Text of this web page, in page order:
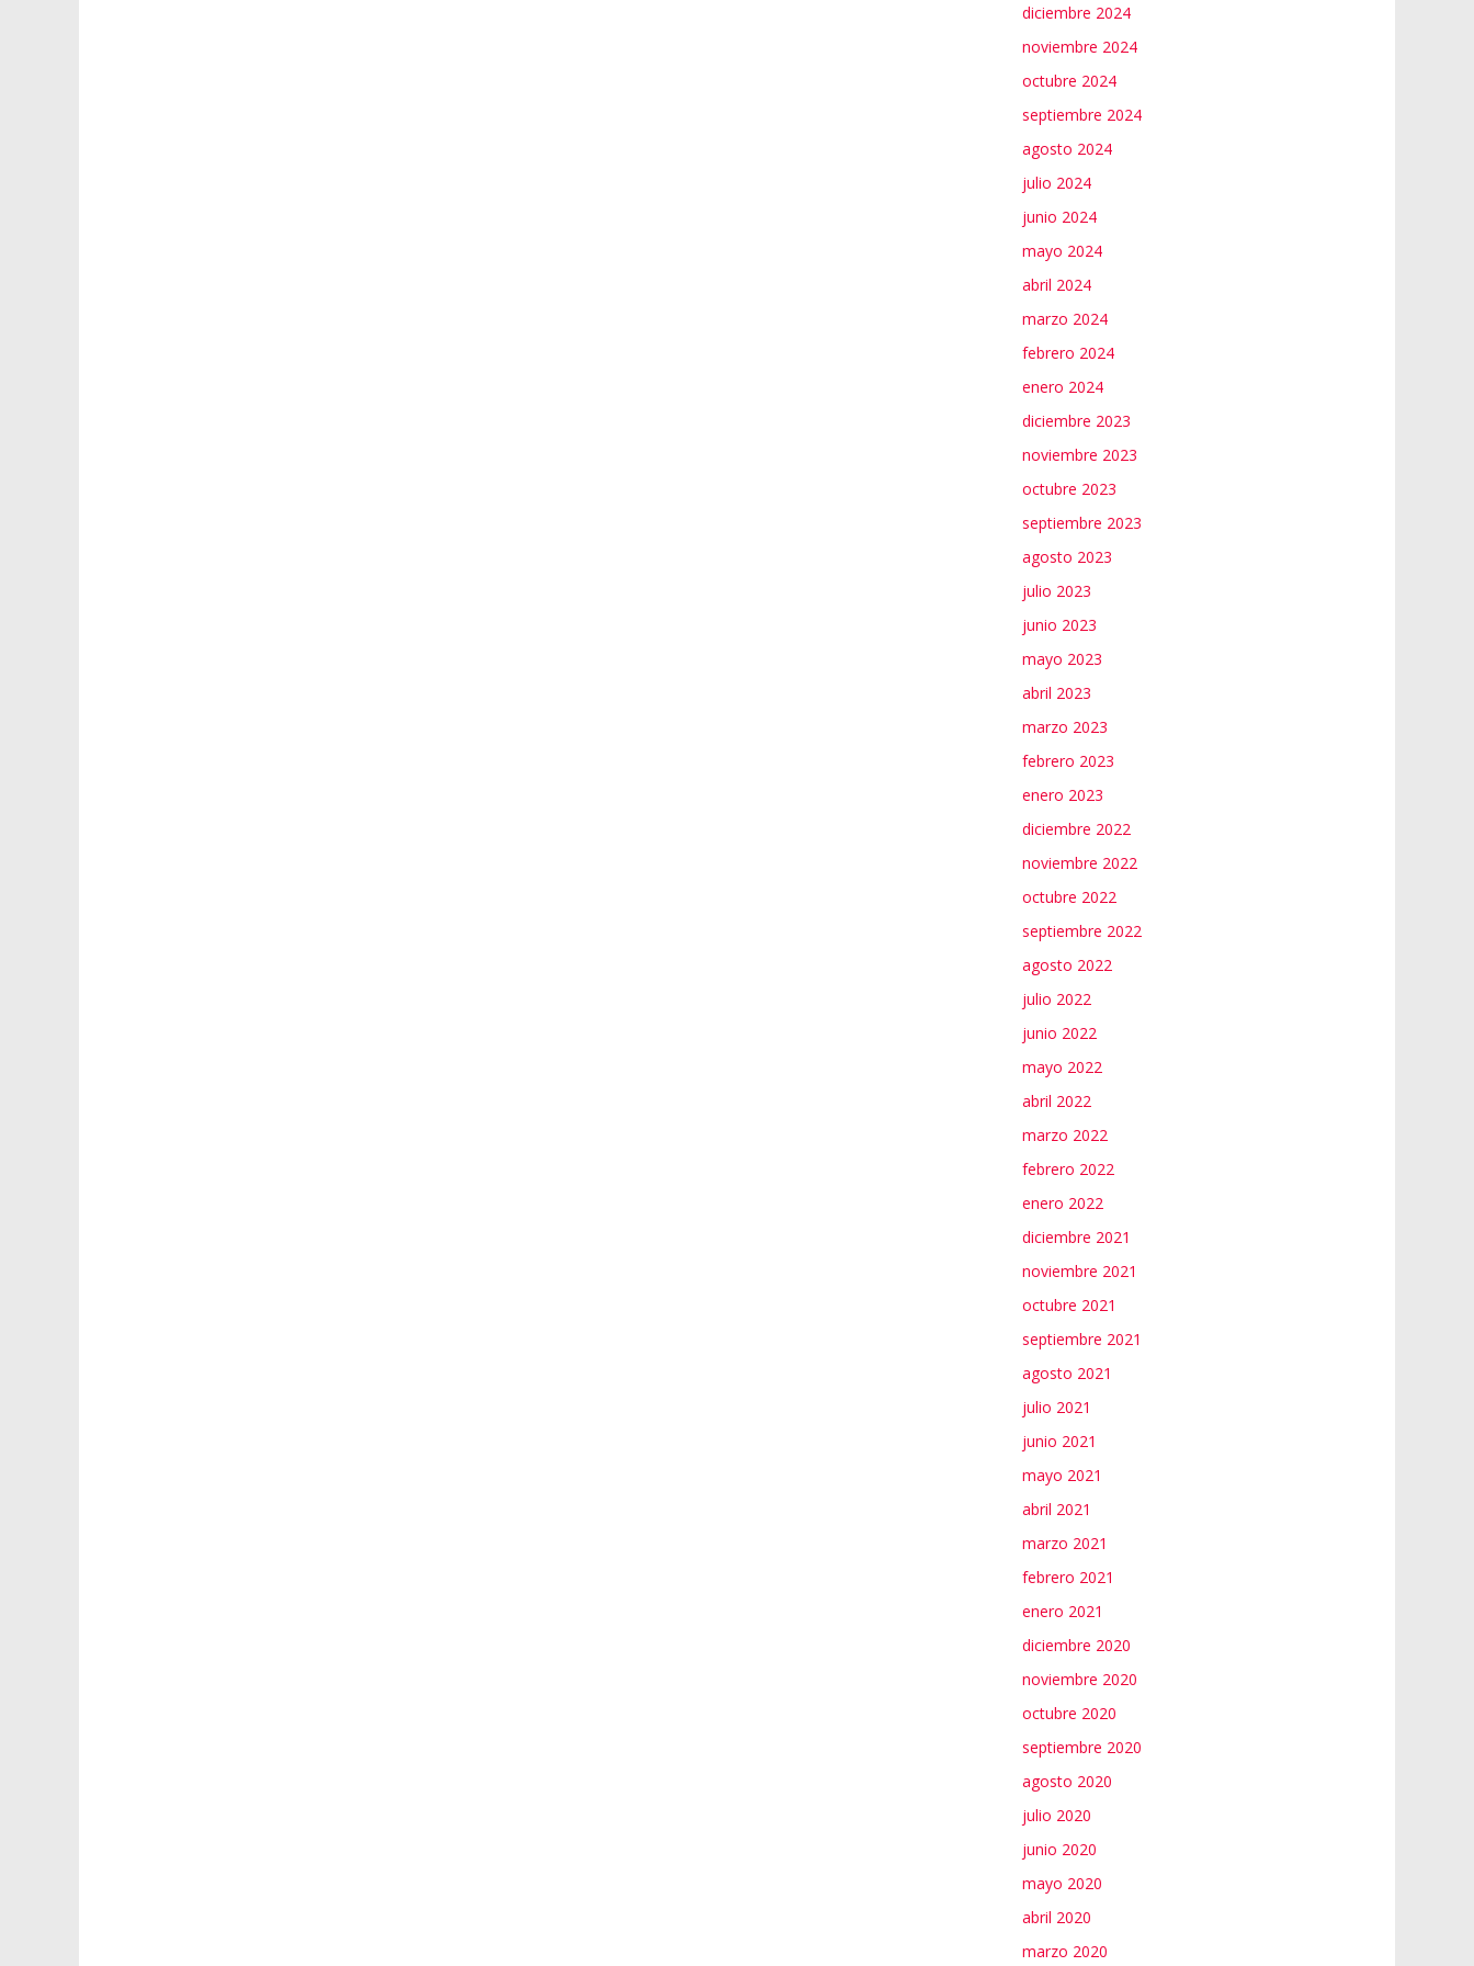
diciembre 2024
noviembre 2024
octubre 2024
septiembre 2024
agosto 2024
julio 2024
junio 2024
mayo 2024
abril 2024
marzo 2024
febrero 2024
enero 2024
diciembre 2023
noviembre 2023
octubre 2023
septiembre 2023
agosto 2023
julio 2023
junio 2023
mayo 2023
abril 2023
marzo 2023
febrero 2023
enero 2023
diciembre 2022
noviembre 2022
octubre 2022
septiembre 2022
agosto 2022
julio 2022
junio 2022
mayo 2022
abril 2022
marzo 2022
febrero 2022
enero 2022
diciembre 2021
noviembre 2021
octubre 2021
septiembre 2021
agosto 2021
julio 2021
junio 2021
mayo 2021
abril 2021
marzo 2021
febrero 2021
enero 2021
diciembre 2020
noviembre 2020
octubre 2020
septiembre 2020
agosto 2020
julio 2020
junio 2020
mayo 2020
abril 2020
marzo 2020